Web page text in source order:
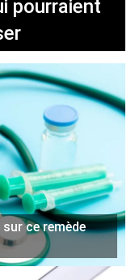
pourraient
ce remède